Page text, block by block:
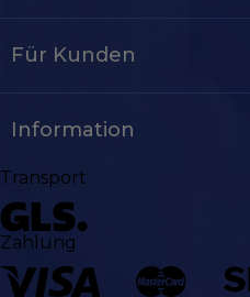
Für Kunden
Information
Transport
Zahlung